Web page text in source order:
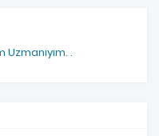
Uzmanıyım. .